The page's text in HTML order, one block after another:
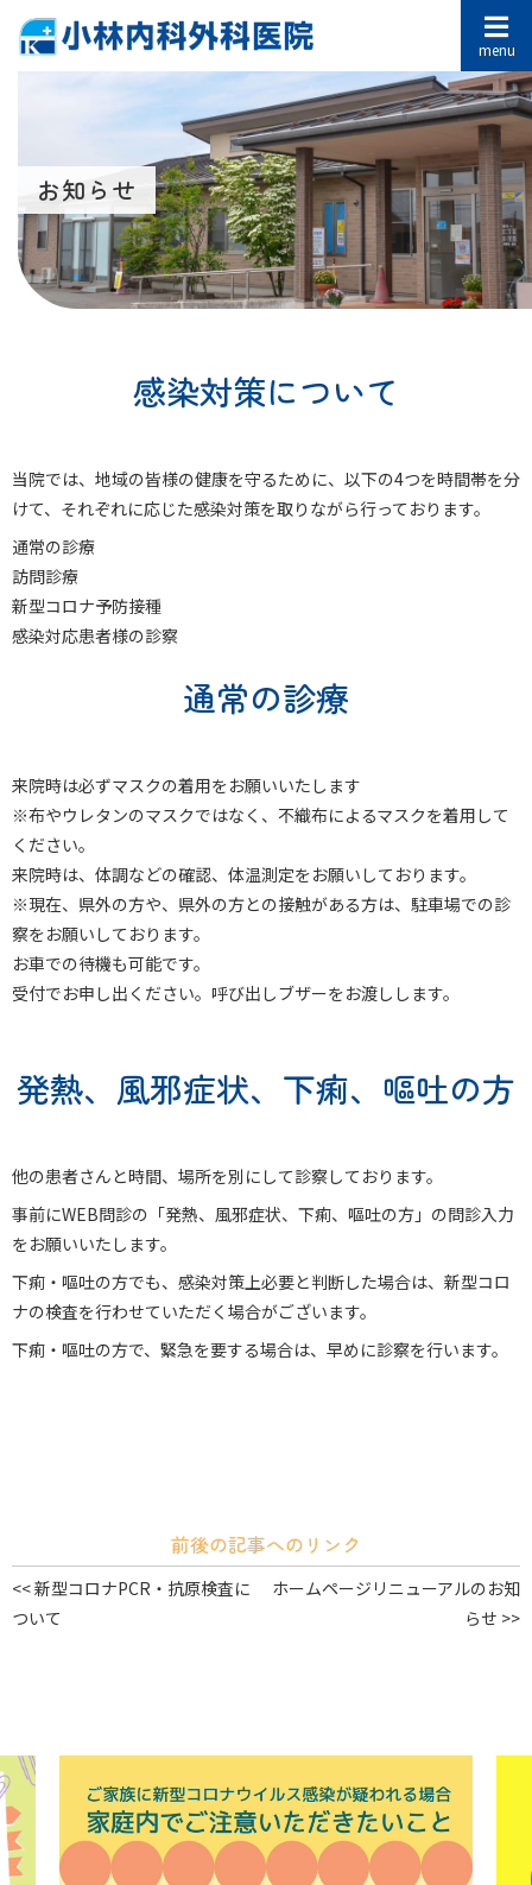
お知らせ
感染対策について
当院では、地域の皆様の健康を守るために、以下の4つを時間帯を分
けて、それぞれに応じた感染対策を取りながら行っております。
通常の診療
訪問診療
新型コロナ予防接種
感染対応患者様の診察
通常の診療
来院時は必ずマスクの着用をお願いいたします
※布やウレタンのマスクではなく、不織布によるマスクを着用して
ください。
来院時は、体調などの確認、体温測定をお願いしております。
※現在、県外の方や、県外の方との接触がある方は、駐車場での診
察をお願いしております。
お車での待機も可能です。
受付でお申し出ください。呼び出しブザーをお渡しします。
発熱、風邪症状、下痢、嘔吐の方
他の患者さんと時間、場所を別にして診察しております。
事前にWEB問診の「発熱、風邪症状、下痢、嘔吐の方」の問診入力
をお願いいたします。
下痢・嘔吐の方でも、感染対策上必要と判断した場合は、新型コロ
ナの検査を行わせていただく場合がございます。
下痢・嘔吐の方で、緊急を要する場合は、早めに診察を行います。
前後の記事へのリンク
<< 新型コロナPCR・抗原検査に
ついて
ホームページリニューアルのお知
らせ >>